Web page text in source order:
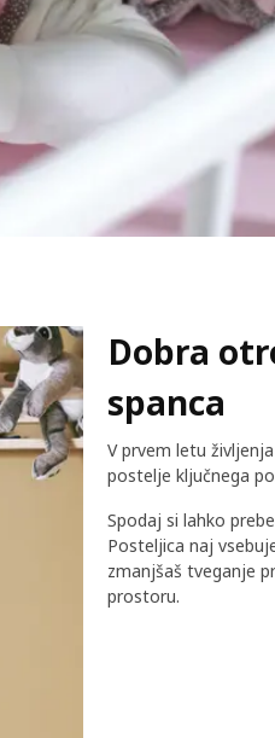
Dobra
spanca
V prvem letu
postelje ključnega
Spodaj si lahko
Posteljica naj
zmanjšaš tveganje
prostoru.